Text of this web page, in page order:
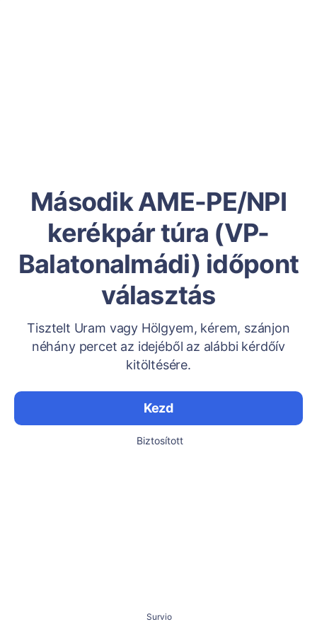
Második AME-PE/NPI
kerékpár túra (VP-
Balatonalmádi) időpont
választás
Tisztelt Uram vagy Hölgyem, kérem, szánjon
néhány percet az idejéből az alábbi kérdőív
kitöltésére.
Kezd
Biztosított
Survio